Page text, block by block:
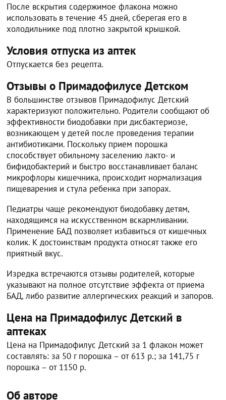
После вскрытия содержимое флакона можно
использовать в течение 45 дней, сберегая его в
холодильнике под плотно закрытой крышкой.
Условия отпуска из аптек
Отпускается без рецепта.
Отзывы о Примадофилусе Детском
В большинстве отзывов Примадофилус Детский
характеризуют положительно. Родители сообщают об
эффективности биодобавки при дисбактериозе,
возникающем у детей после проведения терапии
антибиотиками. Поскольку прием порошка
способствует обильному заселению лакто- и
бифидобактерий и быстро восстанавливает баланс
микрофлоры кишечника, происходит нормализация
пищеварения и стула ребенка при запорах.
Педиатры чаще рекомендуют биодобавку детям,
находящимся на искусственном вскармливании.
Применение БАД позволяет избавиться от кишечных
колик. К достоинствам продукта относят также его
приятный вкус.
Изредка встречаются отзывы родителей, которые
указывают на полное отсутствие эффекта от приема
БАД, либо развитие аллергических реакций и запоров.
Цена на Примадофилус Детский в
аптеках
Цена на Примадофилус Детский за 1 флакон может
составлять: за 50 г порошка – от 613 р.; за 141,75 г
порошка – от 1150 р.
Об авторе